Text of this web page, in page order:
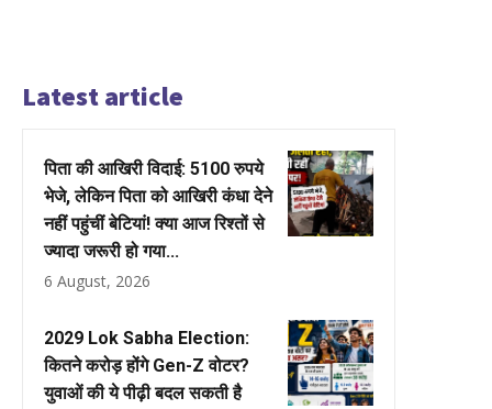
Latest article
पिता की आखिरी विदाई: 5100 रुपये
भेजे, लेकिन पिता को आखिरी कंधा देने
नहीं पहुंचीं बेटियां! क्या आज रिश्तों से
ज्यादा जरूरी हो गया...
6 August, 2026
2029 Lok Sabha Election:
कितने करोड़ होंगे Gen-Z वोटर?
युवाओं की ये पीढ़ी बदल सकती है